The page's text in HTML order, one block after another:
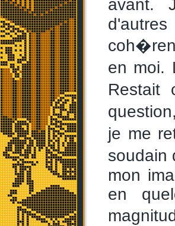
avant.
en
Restait
je me
mon
en